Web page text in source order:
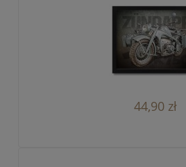
44,90 zł